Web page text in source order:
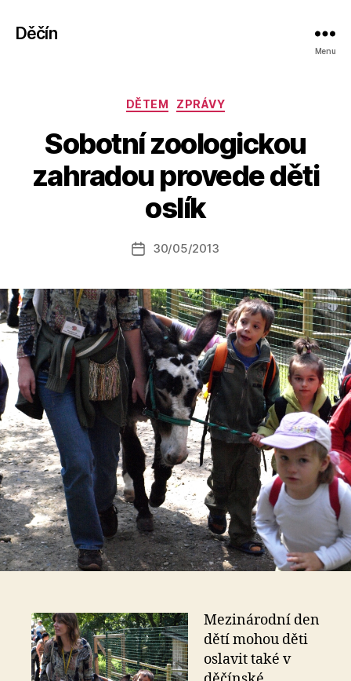
Děčín
Menu
Rubriky
DĚTEM ZPRÁVY
Sobotní zoologickou
zahradou provede děti
oslík
Autor
příspěvku
u
o
a
s
o
Datum
30/05/2013
Mezinárodní den
dětí mohou děti
oslavit také v